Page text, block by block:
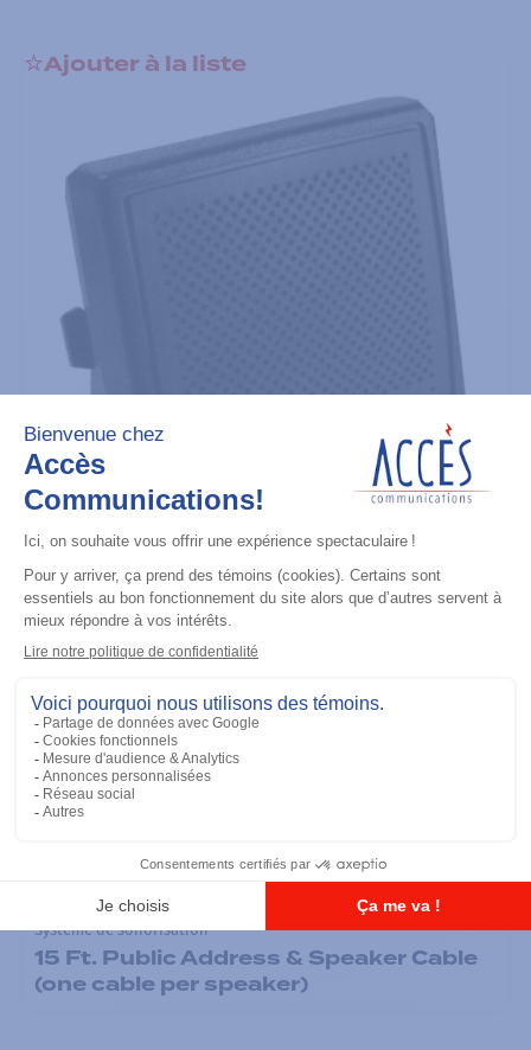
Ajouter à la liste
Système de sonorisation
External Speaker for Car Kit
Ajouter à la liste
Système de sonorisation
15 Ft. Public Address & Speaker Cable
(one cable per speaker)